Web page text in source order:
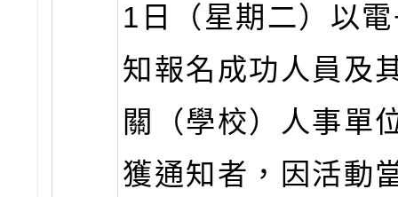
1日（星期二）以
知報名成功人員及
關（學校）人事單
獲通知者，因活動